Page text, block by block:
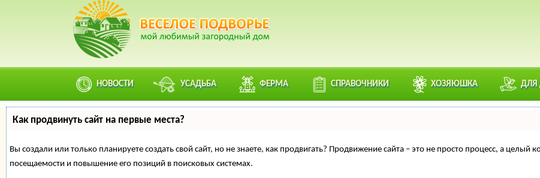
НОВОСТИ УСАДЬБА ФЕРМА СПРАВОЧНИКИ ХОЗЯЮШКА ДЛЯ
Как продвинуть сайт на первые места?
Вы создали или только планируете создать свой сайт, но не знаете, как продвигать? Продвижение сайта – это не просто процесс, а
посещаемости и повышение его позиций в поисковых системах.